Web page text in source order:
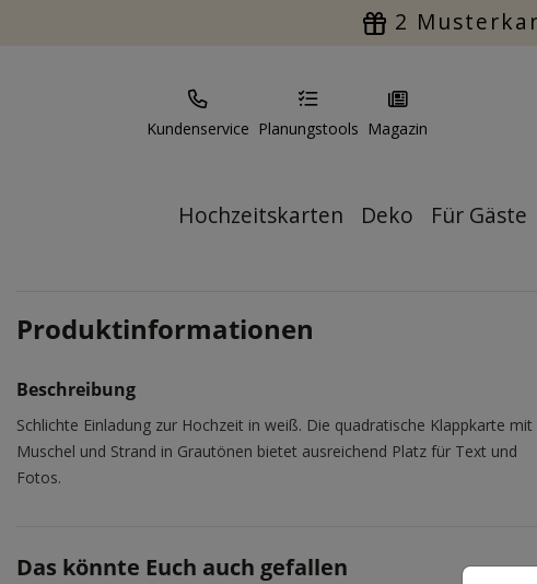
2
Kundenservice Planungstools Magazin
Hochzeitskarten Deko Für Gäste
Produktinformationen
Beschreibung
Schlichte Einladung zur Hochzeit in weiß. Die quadratische Klappkarte mit
Muschel und Strand in Grautönen bietet ausreichend Platz für Text und
Fotos.
Das könnte Euch auch gefallen